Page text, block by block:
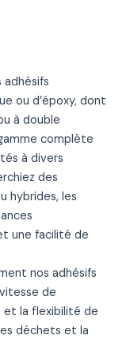
ou d’époxy, dont
à double
complète
à divers
des
hybrides, les
une facilité de
nos adhésifs
de
et la flexibilité de
déchets et la